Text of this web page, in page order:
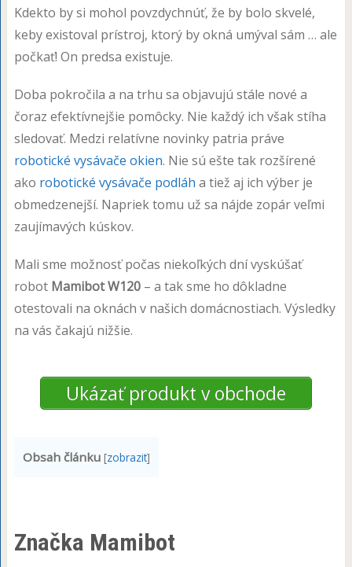
Kdekto by si mohol povzdychnúť, že by bolo skvelé,
keby existoval prístroj, ktorý by okná umýval sám … ale
počkať! On predsa existuje.
Doba pokročila a na trhu sa objavujú stále nové a
čoraz efektívnejšie pomôcky. Nie každý ich však stíha
sledovať. Medzi relatívne novinky patria práve
robotické vysávače okien. Nie sú ešte tak rozšírené
ako robotické vysávače podláh a tiež aj ich výber je
obmedzenejší. Napriek tomu už sa nájde zopár veľmi
zaujímavých kúskov.
Mali sme možnosť počas niekoľkých dní vyskúšať
robot Mamibot W120– a tak sme ho dôkladne
otestovali na oknách v našich domácnostiach. Výsledky
na vás čakajú nižšie.
Ukázať produkt v obchode
Obsah článku [zobrazit]
Značka Mamibot